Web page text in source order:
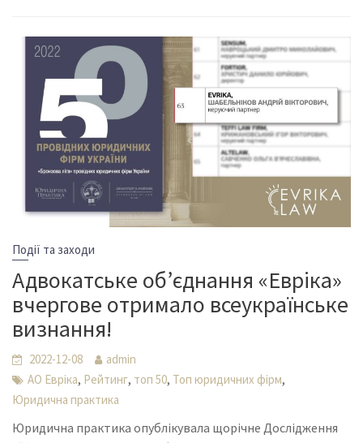
Події та заходи
Адвокатське об’єднання «Евріка»
вчергове отримало всеукраїнське
визнання!
2022-12-08
admin
АО Евріка, Рейтинг, топ 50, Топ юридичних фірм,
Юридична практика
Юридична практика опублікувала щорічне Дослідження